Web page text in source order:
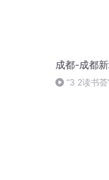
成都-成都
“3 2读书荟